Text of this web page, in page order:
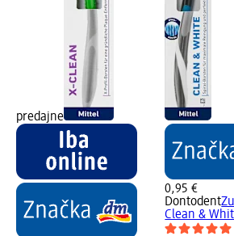
predajne
0,95 €
Dontodent
Clean &